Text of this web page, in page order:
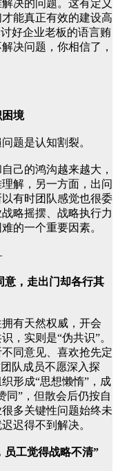
决的问题。这有定义
能真正有效的建设高
好企业老板的语言贿
决问题，你相信了，
困境
题是认知割裂。
己的鸿沟越来越大，
解，另一方面，出问
有时团队感觉也很委
略摇摆、战略执行力
的一个重要因素。
意，走出门却各行其
有天然权威，开会
，实则是“伪共识”。
同意见、喜欢抢先定
队成员不愿深入探
形成“思想懒惰”，成
同”，但散会后仍按自
多关键性问题始终未
迟得不到解决。
员工觉得战略不清”